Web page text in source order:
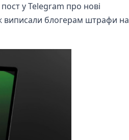
пост у Telegram про нові
виписали блогерам штрафи на